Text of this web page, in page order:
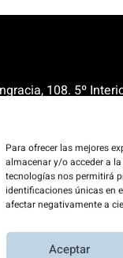
Para ofrecer las mejores
almacenar y/o acceder a
tecnologías nos permitirá
identificaciones únicas en
afectar negativamente a
Aceptar
108. 5º
11
Compensamos la
300%. Web 100%
renovables.